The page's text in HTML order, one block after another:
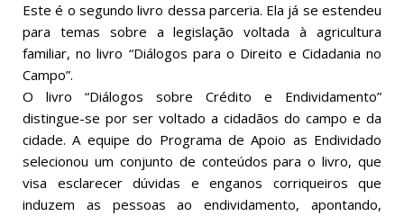
Este é o segundo livro dessa parceria. Ela já se estendeu
para temas sobre a legislação voltada à agricultura
familiar, no livro “Diálogos para o Direito e Cidadania no
Campo”.
O livro “Diálogos sobre Crédito e Endividamento”
distingue-se por ser voltado a cidadãos do campo e da
cidade. A equipe do Programa de Apoio as Endividado
selecionou um conjunto de conteúdos para o livro, que
visa esclarecer dúvidas e enganos corriqueiros que
induzem as pessoas ao endividamento, apontando,